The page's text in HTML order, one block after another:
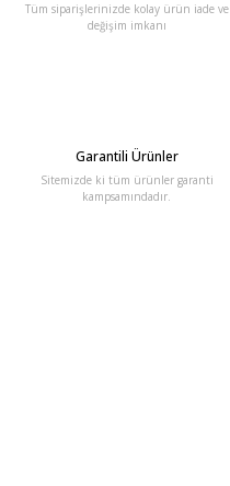
Tüm siparişlerinizde kolay ürün iade ve
değişim imkanı
Garantili Ürünler
Sitemizde ki tüm ürünler garanti
kampsamındadır.